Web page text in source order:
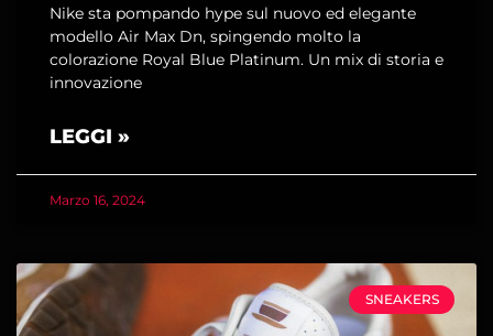
Nike sta pompando hype sul nuovo ed elegante
modello Air Max Dn, spingendo molto la
colorazione Royal Blue Platinum. Un mix di storia e
innovazione
LEGGI »
Marzo 16, 2024
SNEAKERS